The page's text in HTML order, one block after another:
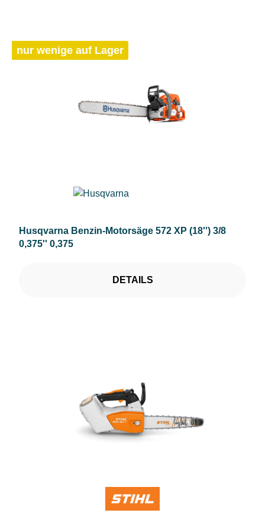
nur wenige auf Lager
Husqvarna Benzin-Motorsäge 572 XP (18'') 3/8
0,375'' 0,375
DETAILS